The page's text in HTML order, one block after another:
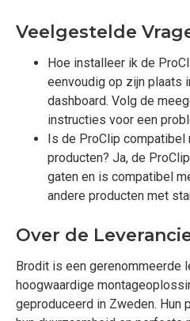
Veelgestelde
Hoe installeer ik de
eenvoudig op zijn plaats
dashboard. Volg de
instructies voor een
Is de ProClip compatibel
producten? Ja, de
gaten en is compatibel
andere producten met
Over de
Brodit is een gerenommeerde
hoogwaardige
geproduceerd in Zweden. Hun